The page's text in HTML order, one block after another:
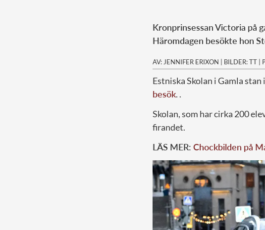
Kronprinsessan Victoria på
Häromdagen besökte hon
AV: JENNIFER ERIXON | BILDER: TT |
Estniska Skolan i Gamla
besök. .
Skolan, som har cirka 200
firandet.
LÄS MER: Chockbilden på